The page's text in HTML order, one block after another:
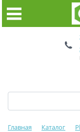
Главная Каталог